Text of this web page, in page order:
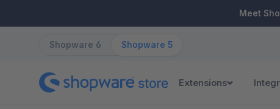
Meet
Shopware 6 Shopware 5
Extensions